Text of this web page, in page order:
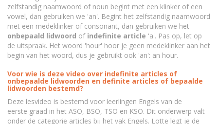
zelfstandig naamwoord of noun begint met een klinker of een
vowel, dan gebruiken we 'an'. Begint het zelfstandig naamwoord
met een medeklinker of consonant, dan gebruiken we het
onbepaald lidwoord of indefinite article 'a'. Pas op, let op
de uitspraak. Het woord 'hour' hoor je geen medeklinker aan het
begin van het woord, dus je gebruikt ook 'an': an hour.
Voor wie is deze video over indefinite articles of
onbepaalde lidwoorden en definite articles of bepaalde
lidwoorden bestemd?
Deze lesvideo is bestemd voor leerlingen Engels van de
eerste graad in het ASO, BSO, TSO en KSO. Dit onderwerp valt
onder de categorie articles bij het vak Engels. Lotte legt je de